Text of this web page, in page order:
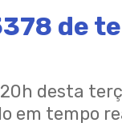
de
desta
em tempo